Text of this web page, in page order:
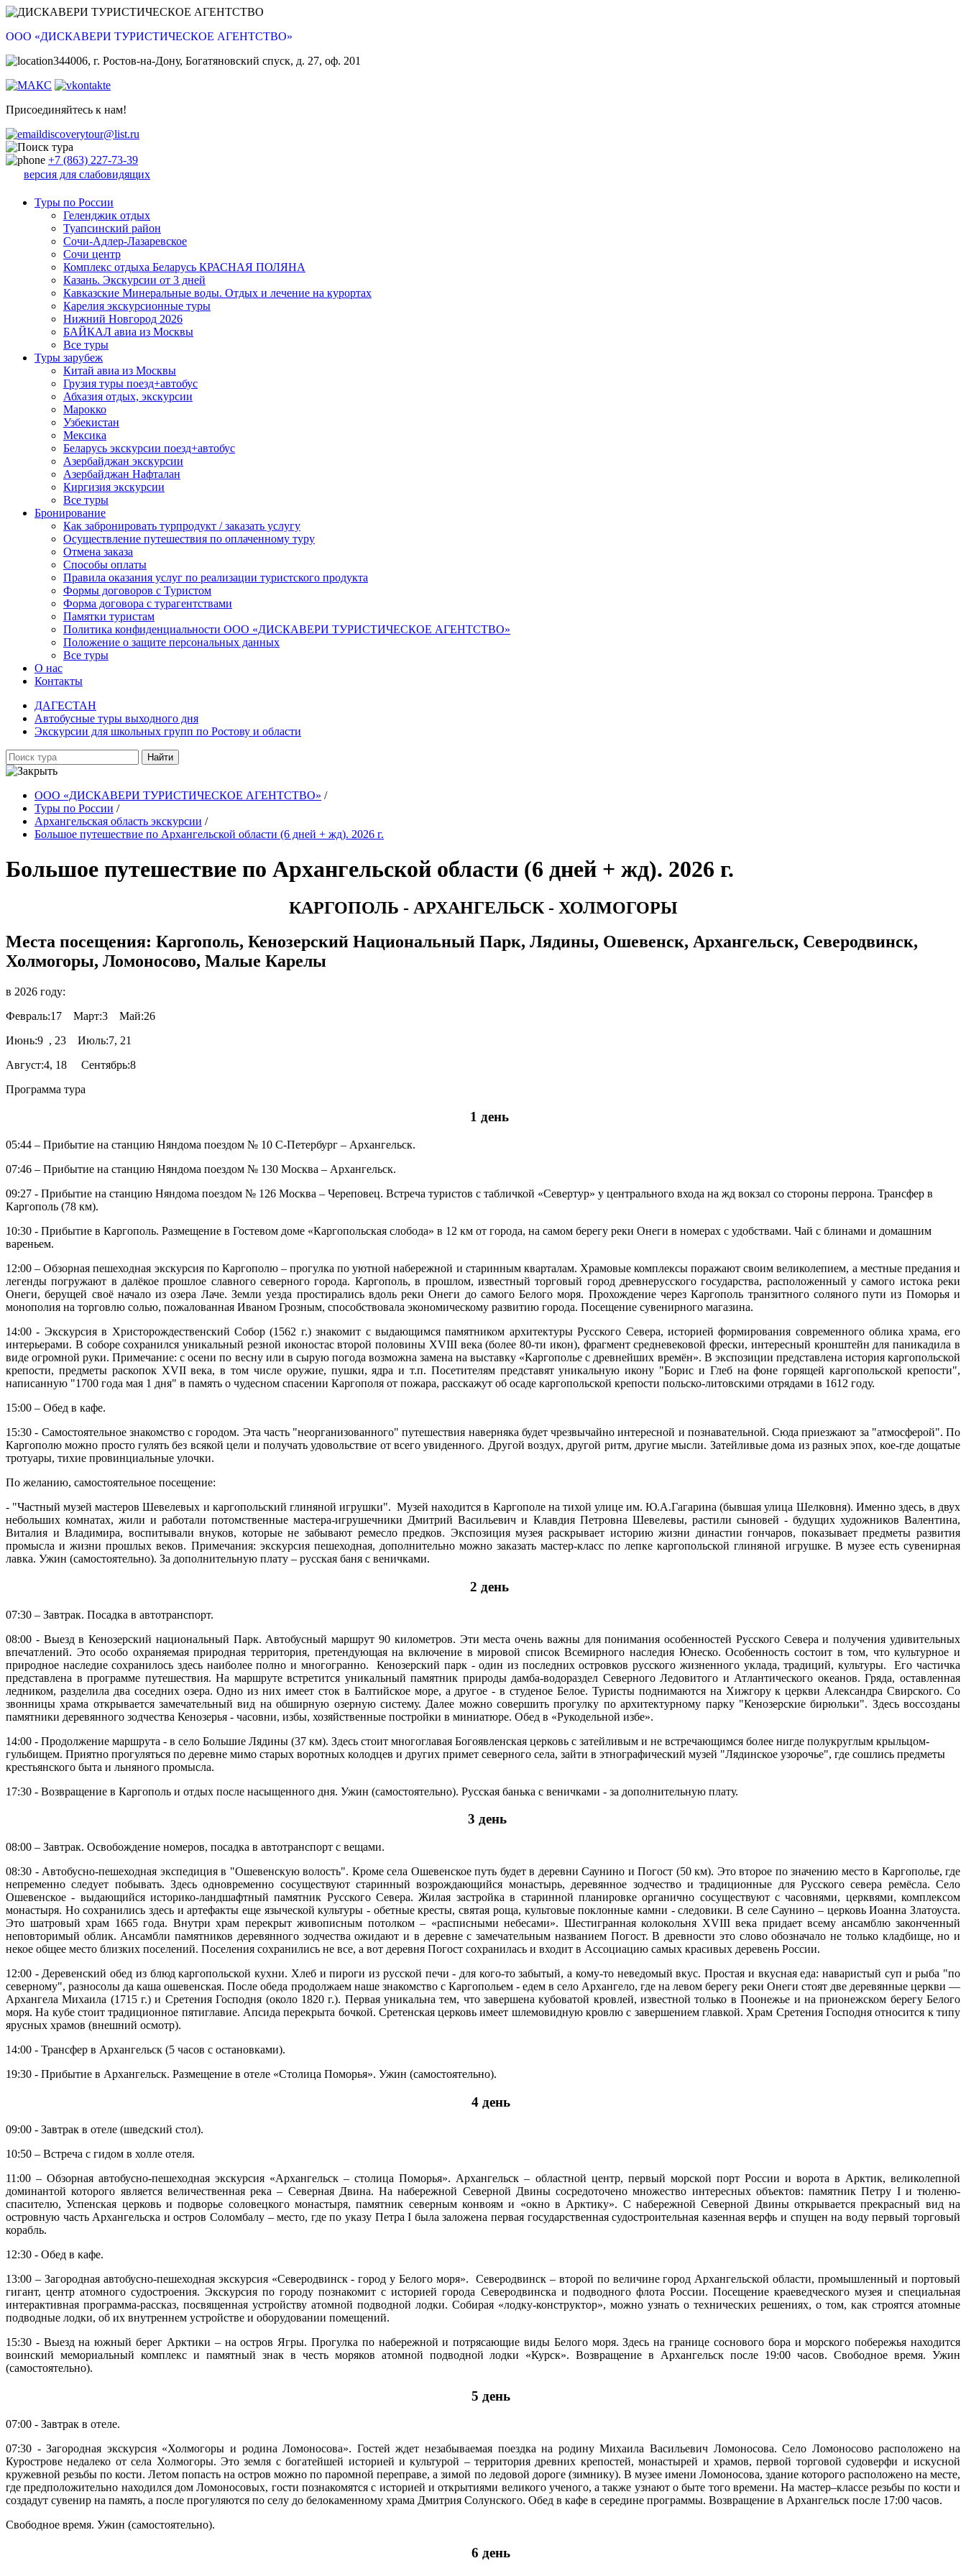
ООО «ДИСКАВЕРИ ТУРИСТИЧЕСКОЕ АГЕНТСТВО»
344006, г. Ростов-на-Дону, Богатяновский спуск, д. 27, оф. 201
Присоединяйтесь к нам!
discoverytour@list.ru
+7 (863) 227-73-39
версия для слабовидящих
Туры по России
Геленджик отдых
Туапсинский район
Сочи-Адлер-Лазаревское
Сочи центр
Комплекс отдыха Беларусь КРАСНАЯ ПОЛЯНА
Казань. Экскурсии от 3 дней
Кавказские Минеральные воды. Отдых и лечение на курортах
Карелия экскурсионные туры
Нижний Новгород 2026
БАЙКАЛ авиа из Москвы
Все туры
Туры зарубеж
Китай авиа из Москвы
Грузия туры поезд+автобус
Абхазия отдых, экскурсии
Марокко
Узбекистан
Мексика
Беларусь экскурсии поезд+автобус
Азербайджан экскурсии
Азербайджан Нафталан
Киргизия экскурсии
Все туры
Бронирование
Как забронировать турпродукт / заказать услугу
Осуществление путешествия по оплаченному туру
Отмена заказа
Способы оплаты
Правила оказания услуг по реализации туристского продукта
Формы договоров с Туристом
Форма договора с турагентствами
Памятки туристам
Политика конфиденциальности ООО «ДИСКАВЕРИ ТУРИСТИЧЕСКОЕ АГЕНТСТВО»
Положение о защите персональных данных
Все туры
О нас
Контакты
ДАГЕСТАН
Автобусные туры выходного дня
Экскурсии для школьных групп по Ростову и области
Найти
ООО «ДИСКАВЕРИ ТУРИСТИЧЕСКОЕ АГЕНТСТВО» /
Туры по России /
Архангельская область экскурсии /
Большое путешествие по Архангельской области (6 дней + жд). 2026 г.
Большое путешествие по Архангельской области (6 дней + жд). 2026 г.
КАРГОПОЛЬ - АРХАНГЕЛЬСК - ХОЛМОГОРЫ
Места посещения: Каргополь, Кенозерский Национальный Парк, Лядины, Ошевенск, Архангельск, Северодвинск,
Холмогоры, Ломоносово, Малые Карелы
в 2026 году:
Февраль:17 Март:3 Май:26
Июнь:9 , 23 Июль:7, 21
Август:4, 18 Сентябрь:8
Программа тура
1 день
05:44 – Прибытие на станцию Няндома поездом № 10 С-Петербург – Архангельск.
07:46 – Прибытие на станцию Няндома поездом № 130 Москва – Архангельск.
09:27 - Прибытие на станцию Няндома поездом № 126 Москва – Череповец. Встреча туристов с табличкой «Севертур» у центрального входа на жд вокзал со стороны перрона. Трансфер в
Каргополь (78 км).
10:30 - Прибытие в Каргополь. Размещение в Гостевом доме «Каргопольская слобода» в 12 км от города, на самом берегу реки Онеги в номерах с удобствами. Чай с блинами и домашним
вареньем.
12:00 – Обзорная пешеходная экскурсия по Каргополю – прогулка по уютной набережной и старинным кварталам. Храмовые комплексы поражают своим великолепием, а местные предания и
легенды погружают в далёкое прошлое славного северного города. Каргополь, в прошлом, известный торговый город древнерусского государства, расположенный у самого истока реки
Онеги, берущей своё начало из озера Лаче. Земли уезда простирались вдоль реки Онеги до самого Белого моря. Прохождение через Каргополь транзитного соляного пути из Поморья и
монополия на торговлю солью, пожалованная Иваном Грозным, способствовала экономическому развитию города. Посещение сувенирного магазина.
14:00 - Экскурсия в Христорождественский Собор (1562 г.) знакомит с выдающимся памятником архитектуры Русского Севера, историей формирования современного облика храма, его
интерьерами. В соборе сохранился уникальный резной иконостас второй половины XVIII века (более 80-ти икон), фрагмент средневековой фрески, интересный кронштейн для паникадила в
виде огромной руки. Примечание: с осени по весну или в сырую погода возможна замена на выставку «Каргополье с древнейших времён». В экспозиции представлена история каргопольской
крепости, предметы раскопок XVII века, в том числе оружие, пушки, ядра и т.п. Посетителям представят уникальную икону "Борис и Глеб на фоне горящей каргопольской крепости",
написанную "1700 года мая 1 дня" в память о чудесном спасении Каргополя от пожара, расскажут об осаде каргопольской крепости польско-литовскими отрядами в 1612 году.
15:00 – Обед в кафе.
15:30 - Самостоятельное знакомство с городом. Эта часть "неорганизованного" путешествия наверняка будет чрезвычайно интересной и познавательной. Сюда приезжают за "атмосферой". По
Каргополю можно просто гулять без всякой цели и получать удовольствие от всего увиденного. Другой воздух, другой ритм, другие мысли. Затейливые дома из разных эпох, кое-где дощатые
тротуары, тихие провинциальные улочки.
По желанию, самостоятельное посещение:
- "Частный музей мастеров Шевелевых и каргопольский глиняной игрушки". Музей находится в Каргополе на тихой улице им. Ю.А.Гагарина (бывшая улица Шелковня). Именно здесь, в двух
небольших комнатах, жили и работали потомственные мастера-игрушечники Дмитрий Васильевич и Клавдия Петровна Шевелевы, растили сыновей - будущих художников Валентина,
Виталия и Владимира, воспитывали внуков, которые не забывают ремесло предков. Экспозиция музея раскрывает историю жизни династии гончаров, показывает предметы развития
промысла и жизни прошлых веков. Примечания: экскурсия пешеходная, дополнительно можно заказать мастер-класс по лепке каргопольской глиняной игрушке. В музее есть сувенирная
лавка. Ужин (самостоятельно). За дополнительную плату – русская баня с веничками.
2 день
07:30 – Завтрак. Посадка в автотранспорт.
08:00 - Выезд в Кенозерский национальный Парк. Автобусный маршрут 90 километров. Эти места очень важны для понимания особенностей Русского Севера и получения удивительных
впечатлений. Это особо охраняемая природная территория, претендующая на включение в мировой список Всемирного наследия Юнеско. Особенность состоит в том, что культурное и
природное наследие сохранилось здесь наиболее полно и многогранно. Кенозерский парк - один из последних островков русского жизненного уклада, традиций, культуры. Его частичка
представлена в программе путешествия. На маршруте встретится уникальный памятник природы дамба-водораздел Северного Ледовитого и Атлантического океанов. Гряда, оставленная
ледником, разделила два соседних озера. Одно из них имеет сток в Балтийское море, а другое - в студеное Белое. Туристы поднимаются на Хижгору к церкви Александра Свирского. Со
звонницы храма открывается замечательный вид на обширную озерную систему. Далее можно совершить прогулку по архитектурному парку "Кенозерские бирюльки". Здесь воссозданы
памятники деревянного зодчества Кенозерья - часовни, избы, хозяйственные постройки в миниатюре. Обед в «Рукодельной избе».
14:00 - Продолжение маршрута - в село Большие Лядины (37 км). Здесь стоит многоглавая Богоявленская церковь с затейливым и не встречающимся более нигде полукруглым крыльцом-
гульбищем. Приятно прогуляться по деревне мимо старых воротных колодцев и других примет северного села, зайти в этнографический музей "Лядинское узорочье", где сошлись предметы
крестьянского быта и льняного промысла.
17:30 - Возвращение в Каргополь и отдых после насыщенного дня. Ужин (самостоятельно). Русская банька с веничками - за дополнительную плату.
3 день
08:00 – Завтрак. Освобождение номеров, посадка в автотранспорт с вещами.
08:30 - Автобусно-пешеходная экспедиция в "Ошевенскую волость". Кроме села Ошевенское путь будет в деревни Саунино и Погост (50 км). Это второе по значению место в Каргополье, где
непременно следует побывать. Здесь одновременно сосуществуют старинный возрождающийся монастырь, деревянное зодчество и традиционные для Русского севера ремёсла. Село
Ошевенское - выдающийся историко-ландшафтный памятник Русского Севера. Жилая застройка в старинной планировке органично сосуществуют с часовнями, церквями, комплексом
монастыря. Но сохранились здесь и артефакты еще языческой культуры - обетные кресты, святая роща, культовые поклонные камни - следовики. В селе Саунино – церковь Иоанна Златоуста.
Это шатровый храм 1665 года. Внутри храм перекрыт живописным потолком – «расписными небесами». Шестигранная колокольня XVIII века придает всему ансамблю законченный
неповторимый облик. Ансамбли памятников деревянного зодчества ожидают и в деревне с замечательным названием Погост. В древности это слово обозначало не только кладбище, но и
некое общее место близких поселений. Поселения сохранились не все, а вот деревня Погост сохранилась и входит в Ассоциацию самых красивых деревень России.
12:00 - Деревенский обед из блюд каргопольской кухни. Хлеб и пироги из русской печи - для кого-то забытый, а кому-то неведомый вкус. Простая и вкусная еда: наваристый суп и рыба "по
северному", разносолы да каша ошевенская. После обеда продолжаем наше знакомство с Каргопольем - едем в село Архангело, где на левом берегу реки Онеги стоят две деревянные церкви —
Архангела Михаила (1715 г.) и Сретения Господня (около 1820 г.). Первая уникальна тем, что завершена кубоватой кровлей, известной только в Поонежье и на прионежском берегу Белого
моря. На кубе стоит традиционное пятиглавие. Апсида перекрыта бочкой. Сретенская церковь имеет шлемовидную кровлю с завершением главкой. Храм Сретения Господня относится к типу
ярусных храмов (внешний осмотр).
14:00 - Трансфер в Архангельск (5 часов с остановками).
19:30 - Прибытие в Архангельск. Размещение в отеле «Столица Поморья». Ужин (самостоятельно).
4 день
09:00 - Завтрак в отеле (шведский стол).
10:50 – Встреча с гидом в холле отеля.
11:00 – Обзорная автобусно-пешеходная экскурсия «Архангельск – столица Поморья». Архангельск – областной центр, первый морской порт России и ворота в Арктик, великолепной
доминантой которого является величественная река – Северная Двина. На набережной Северной Двины сосредоточено множество интересных объектов: памятник Петру I и тюленю-
спасителю, Успенская церковь и подворье соловецкого монастыря, памятник северным конвоям и «окно в Арктику». С набережной Северной Двины открывается прекрасный вид на
островную часть Архангельска и остров Соломбалу – место, где по указу Петра I была заложена первая государственная судостроительная казенная верфь и спущен на воду первый торговый
корабль.
12:30 - Обед в кафе.
13:00 – Загородная автобусно-пешеходная экскурсия «Северодвинск - город у Белого моря». Северодвинск – второй по величине город Архангельской области, промышленный и портовый
гигант, центр атомного судостроения. Экскурсия по городу познакомит с историей города Северодвинска и подводного флота России. Посещение краеведческого музея и специальная
интерактивная программа-рассказ, посвященная устройству атомной подводной лодки. Собирая «лодку-конструктор», можно узнать о технических решениях, о том, как строятся атомные
подводные лодки, об их внутреннем устройстве и оборудовании помещений.
15:30 - Выезд на южный берег Арктики – на остров Ягры. Прогулка по набережной и потрясающие виды Белого моря. Здесь на границе соснового бора и морского побережья находится
воинский мемориальный комплекс и памятный знак в честь моряков атомной подводной лодки «Курск». Возвращение в Архангельск после 19:00 часов. Свободное время. Ужин
(самостоятельно).
5 день
07:00 - Завтрак в отеле.
07:30 - Загородная экскурсия «Холмогоры и родина Ломоносова». Гостей ждет незабываемая поездка на родину Михаила Васильевич Ломоносова. Село Ломоносово расположено на
Курострове недалеко от села Холмогоры. Это земля с богатейшей историей и культурой – территория древних крепостей, монастырей и храмов, первой торговой судоверфи и искусной
кружевной резьбы по кости. Летом попасть на остров можно по паромной переправе, а зимой по ледовой дороге (зимнику). В музее имени Ломоносова, здание которого расположено на месте,
где предположительно находился дом Ломоносовых, гости познакомятся с историей и открытиями великого ученого, а также узнают о быте того времени. На мастер–классе резьбы по кости и
создадут сувенир на память, а после прогуляются по селу до белокаменному храма Дмитрия Солунского. Обед в кафе в середине программы. Возвращение в Архангельск после 17:00 часов.
Свободное время. Ужин (самостоятельно).
6 день